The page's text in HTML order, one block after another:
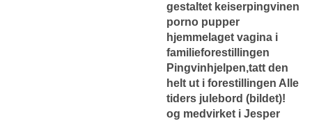
gestaltet keiserpingvinen
porno pupper
hjemmelaget vagina i
familieforestillingen
Pingvinhjelpen,tatt den
helt ut i forestillingen Alle
tiders julebord (bildet)!
og medvirket i Jesper